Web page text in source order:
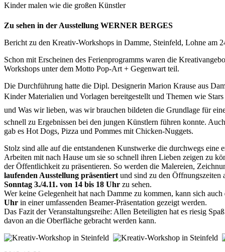
Kinder malen wie die großen Künstler
Zu sehen in der Ausstellung WERNER BERGES
Bericht zu den Kreativ-Workshops in Damme, Steinfeld, Lohne am
Schon mit Erscheinen des Ferienprogramms waren die
Workshops unter dem Motto Pop-Art + Gegenwart teil.
Die Durchführung hatte die Dipl. Designerin Marion Krause aus
Kinder Materialien und Vorlagen bereitgestellt und Themen wie Stars
und Was wir lieben, was wir brauchen bildeten die Grundlage für
schnell zu Ergebnissen bei den jungen Künstlern führen konnte.
gab es Hot Dogs, Pizza und Pommes mit Chicken-Nuggets.
Stolz sind alle auf die entstandenen Kunstwerke die durchwegs
Arbeiten mit nach Hause um sie so schnell ihren Lieben zeigen zu
der Öffentlichkeit zu präsentieren. So werden die Malereien,
laufenden Ausstellung präsentiert und sind zu den Öffnungszeiten
Sonntag 3./4.11. von 14 bis 18 Uhr zu sehen.
Wer keine Gelegenheit hat nach Damme zu kommen, kann sich
Uhr in einer umfassenden Beamer-Präsentation gezeigt werden.
Das Fazit der Veranstaltungsreihe: Allen Beteiligten hat es riesig
davon an die Oberfläche gebracht werden kann.